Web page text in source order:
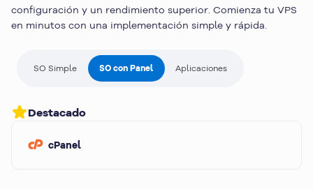
configuración y un rendimiento superior. Comienza tu VPS
en minutos con una implementación simple y rápida.
SO Simple SO con Panel Aplicaciones
Destacado
cPanel